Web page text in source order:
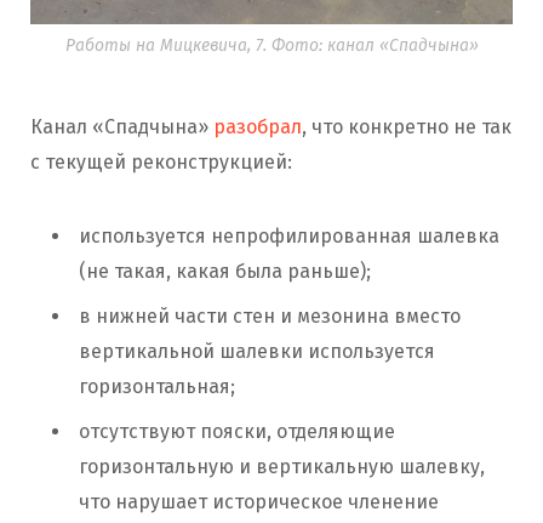
Работы на Мицкевича, 7. Фото: канал «Спадчына»
Канал «Спадчына» разобрал, что конкретно не так
с текущей реконструкцией:
используется непрофилированная шалевка
(не такая, какая была раньше);
в нижней части стен и мезонина вместо
вертикальной шалевки используется
горизонтальная;
отсутствуют пояски, отделяющие
горизонтальную и вертикальную шалевку,
что нарушает историческое членение